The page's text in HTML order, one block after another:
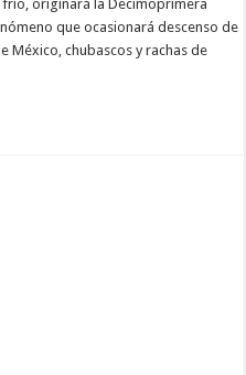
originará la Decimoprimera
que ocasionará descenso de
México, chubascos y rachas de